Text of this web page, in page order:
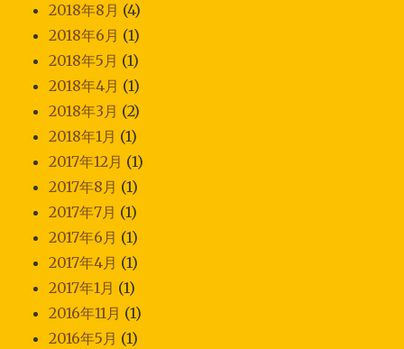
2018年8月 (4)
2018年6月 (1)
2018年5月 (1)
2018年4月 (1)
2018年3月 (2)
2018年1月 (1)
2017年12月 (1)
2017年8月 (1)
2017年7月 (1)
2017年6月 (1)
2017年4月 (1)
2017年1月 (1)
2016年11月 (1)
2016年5月 (1)